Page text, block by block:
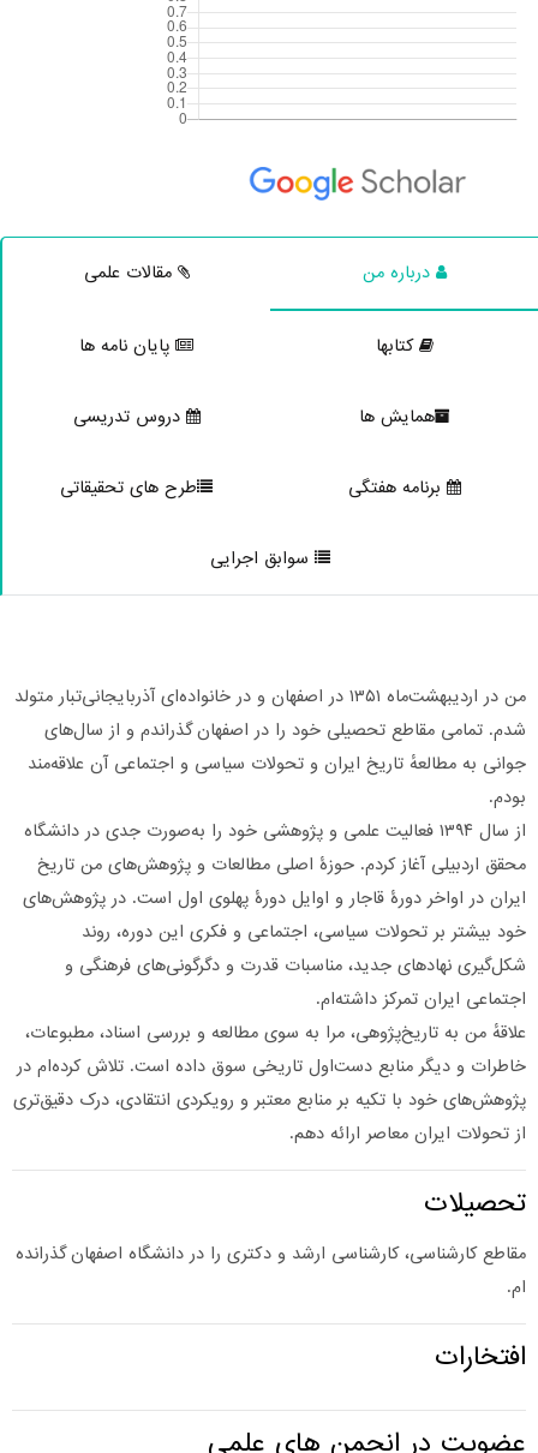
درباره من مقالات علمی
کتابها پایان نامه ها
همایش ها دروس تدریسی
برنامه هفتگی طرح های تحقیقاتی
سوابق اجرایی
من در اردیبهشت‌ماه ۱۳۵۱ در اصفهان و در خانواده‌ای آذربایجانی‌تبار متولد
تمامی مقاطع تحصیلی خود را در اصفهان گذراندم و از سال‌های
به مطالعهٔ تاریخ ایران و تحولات سیاسی و اجتماعی آن علاقه‌مند
از سال ۱۳۹۴ فعالیت علمی و پژوهشی خود را به‌صورت جدی در دانشگاه
اردبیلی آغاز کردم. حوزهٔ اصلی مطالعات و پژوهش‌های من تاریخ
در اواخر دورهٔ قاجار و اوایل دورهٔ پهلوی اول است. در پژوهش‌های
بیشتر بر تحولات سیاسی، اجتماعی و فکری این دوره، روند
نهادهای جدید، مناسبات قدرت و دگرگونی‌های فرهنگی و
ایران تمرکز داشته‌ام.
من به تاریخ‌پژوهی، مرا به سوی مطالعه و بررسی اسناد، مطبوعات،
و دیگر منابع دست‌اول تاریخی سوق داده است. تلاش کرده‌ام در
خود با تکیه بر منابع معتبر و رویکردی انتقادی، درک دقیق‌تری
تحولات ایران معاصر ارائه دهم.
کارشناسی، کارشناسی ارشد و دکتری را در دانشگاه اصفهان گذرانده
در انجمن های علمی